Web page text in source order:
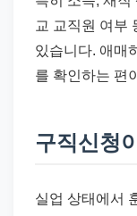
교 교직원 여부
있습니다. 애매
를 확인하는 편
구직신청
실업 상태에서